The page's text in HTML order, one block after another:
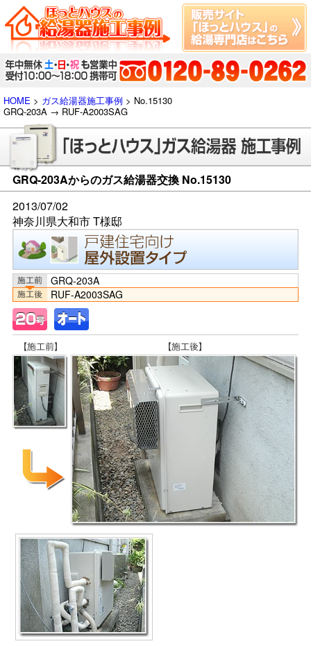
HOME > ガス給湯器施工事例 > No.15130
GRQ-203A → RUF-A2003SAG
GRQ-203Aからのガス給湯器交換 No.15130
2013/07/02
神奈川県大和市 T様邸
GRQ-203A
RUF-A2003SAG